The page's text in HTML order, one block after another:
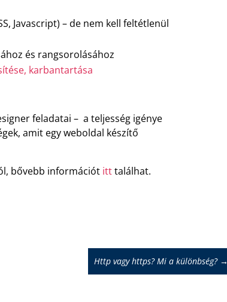
Javascript) – de nem kell feltétlenül
és rangsorolásához
karbantartása
feladatai – a teljesség igénye
amit egy weboldal készítő
bővebb információt itttalálhat.
Http vagy https? Mi a különbség?→